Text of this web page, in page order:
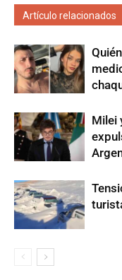
Artículo relacionados
Milei